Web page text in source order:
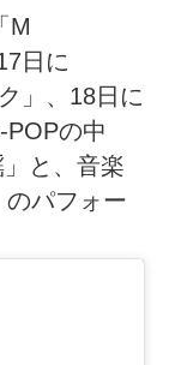
M
日に
」、18日に
POPの中
と、音楽
パフォー